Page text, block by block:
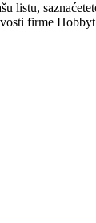
listu,
firme Hobbyt